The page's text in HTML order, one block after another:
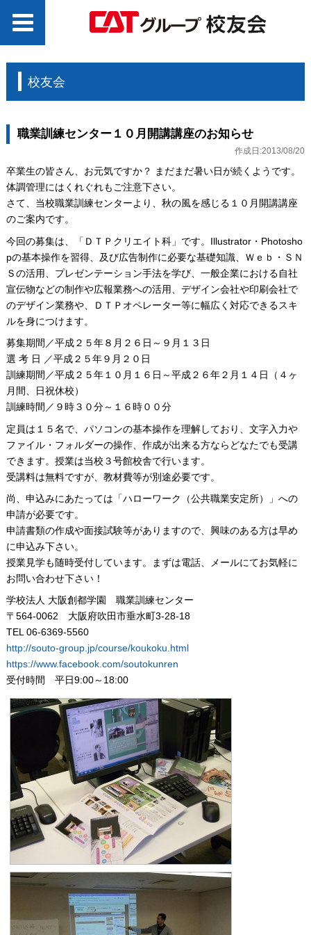
校友会
職業訓練センター１０月開講講座のお知らせ
作成日:2013/08/20
卒業生の皆さん、お元気ですか？ まだまだ暑い日が続くようです。
体調管理にはくれぐれもご注意下さい。
さて、当校職業訓練センターより、秋の風を感じる１０月開講講座
のご案内です。
今回の募集は、「ＤＴＰクリエイト科」です。Illustrator・Photosho
pの基本操作を習得、及び広告制作に必要な基礎知識、Ｗｅｂ・ＳＮ
Ｓの活用、プレゼンテーション手法を学び、一般企業における自社
宣伝物などの制作や広報業務への活用、デザイン会社や印刷会社で
のデザイン業務や、ＤＴＰオペレーター等に幅広く対応できるスキ
ルを身につけます。
募集期間／平成２５年８月２６日～９月１３日
選 考 日 ／平成２５年９月２０日
訓練期間／平成２５年１０月１６日～平成２６年２月１４日（４ヶ
月間、日祝休校）
訓練時間／９時３０分～１６時００分
定員は１５名で、パソコンの基本操作を理解しており、文字入力や
ファイル・フォルダーの操作、作成が出来る方ならどなたでも受講
できます。授業は当校３号館校舎で行います。
受講料は無料ですが、教材費等が別途必要です。
尚、申込みにあたっては「ハローワーク（公共職業安定所）」への
申請が必要です。
申請書類の作成や面接試験等がありますので、興味のある方は早め
に申込み下さい。
授業見学も随時受付しています。まずは電話、メールにてお気軽に
お問い合わせ下さい！
学校法人 大阪創都学園 職業訓練センター
〒564-0062 大阪府吹田市垂水町3-28-18
TEL 06-6369-5560
http://souto-group.jp/course/koukoku.html
https://www.facebook.com/soutokunren
受付時間 平日9:00～18:00